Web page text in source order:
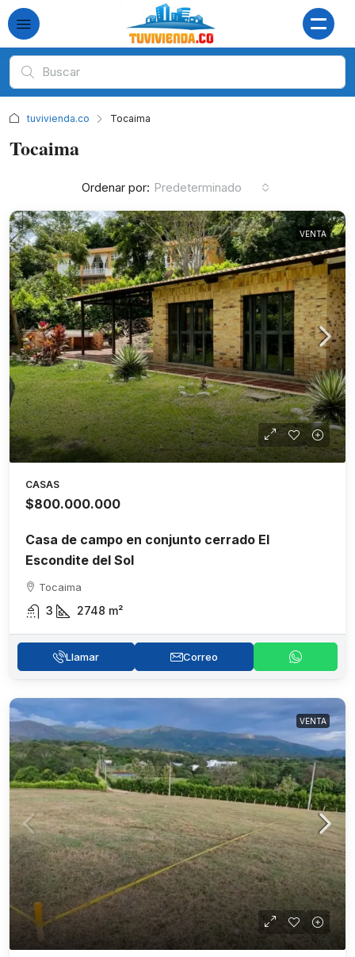
tuvivienda.co Tocaima
Tocaima
Ordenar por: Predeterminado
VENTA
CASAS
$800.000.000
Casa de campo en conjunto cerrado El
Escondite del Sol
Tocaima
3 2748 m²
Llamar Correo
VENTA